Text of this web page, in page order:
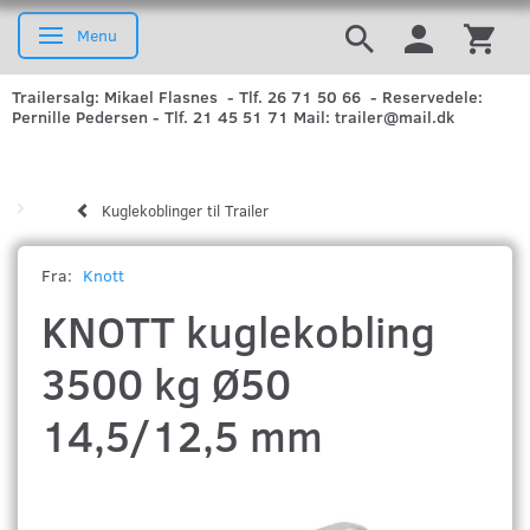
Skifte navigation
Menu
Trailersalg: Mikael Flasnes - Tlf. 26 71 50 66 - Reservedele:
Pernille Pedersen - Tlf. 21 45 51 71 Mail: trailer@mail.dk
Kuglekoblinger til Trailer
Fra: Knott
KNOTT kuglekobling
3500 kg Ø50
14,5/12,5 mm